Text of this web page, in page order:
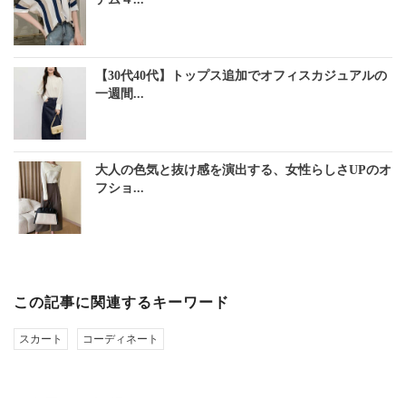
【30代40代】トップス追加でオフィスカジュアルの
一週間...
大人の色気と抜け感を演出する、女性らしさUPのオ
フショ...
この記事に関連するキーワード
スカート コーディネート